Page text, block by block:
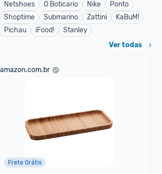
Netshoes
O Boticario Nike
Ponto
Shoptime
Submarino Zattini
KaBuM!
Pichau
iFood! Stanley
Ver todas
amazon.com.br
Frete Grátis